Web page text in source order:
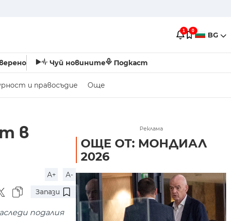
1 0 BG
Чуй новините Подкаст
и правосъдие Още
в
A+
A-
Запази
подалия
Реклама
ОЩЕ ОТ: МОНДИАЛ
2026